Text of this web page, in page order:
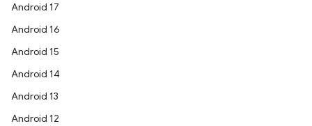
Android 17
Android 16
Android 15
Android 14
Android 13
Android 12